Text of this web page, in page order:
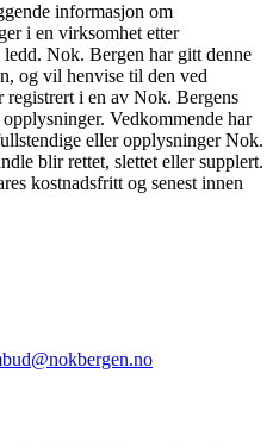
informasjon om
i en virksomhet etter
Nok. Bergen har gitt denne
og vil henvise til den ved
registrert i en av Nok. Bergens
Vedkommende har
eller opplysninger Nok.
blir rettet, slettet eller supplert.
kostnadsfritt og senest innen